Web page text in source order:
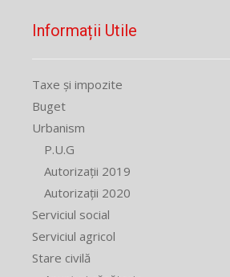
Informații Utile
Taxe și impozite
Buget
Urbanism
P.U.G
Autorizații 2019
Autorizații 2020
Serviciul social
Serviciul agricol
Stare civilă